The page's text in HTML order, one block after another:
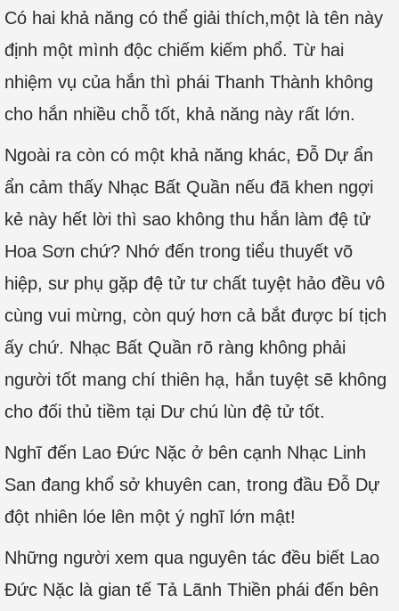
Có hai khả năng có thể giải thích,một là tên này
định một mình độc chiếm kiếm phổ. Từ hai
nhiệm vụ của hắn thì phái Thanh Thành không
cho hắn nhiều chỗ tốt, khả năng này rất lớn.
Ngoài ra còn có một khả năng khác, Đỗ Dự ẩn
ẩn cảm thấy Nhạc Bất Quần nếu đã khen ngợi
kẻ này hết lời thì sao không thu hắn làm đệ tử
Hoa Sơn chứ? Nhớ đến trong tiểu thuyết võ
hiệp, sư phụ gặp đệ tử tư chất tuyệt hảo đều vô
cùng vui mừng, còn quý hơn cả bắt được bí tịch
ấy chứ. Nhạc Bất Quần rõ ràng không phải
người tốt mang chí thiên hạ, hắn tuyệt sẽ không
cho đối thủ tiềm tại Dư chú lùn đệ tử tốt.
Nghĩ đến Lao Đức Nặc ở bên cạnh Nhạc Linh
San đang khổ sở khuyên can, trong đầu Đỗ Dự
đột nhiên lóe lên một ý nghĩ lớn mật!
Những người xem qua nguyên tác đều biết Lao
Đức Nặc là gian tế Tả Lãnh Thiền phái đến bên